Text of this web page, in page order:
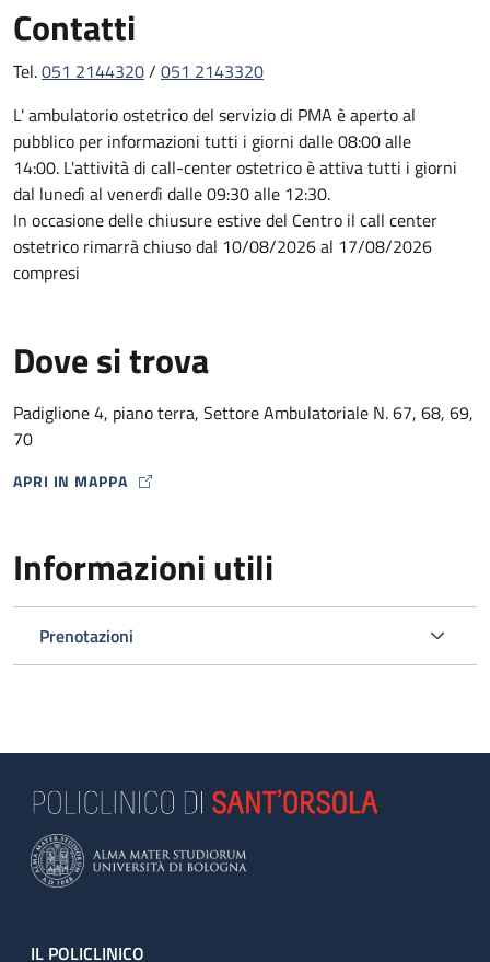
Contatti
Tel.051 2144320/ 051 2143320
L' ambulatorio ostetrico del servizio di PMA è aperto al
pubblico per informazioni tutti i giorni dalle 08:00 alle
14:00. L'attività di call-center ostetrico è attiva tutti i giorni
dal lunedì al venerdì dalle 09:30 alle 12:30.
In occasione delle chiusure estive del Centro il call center
ostetrico rimarrà chiuso dal 10/08/2026 al 17/08/2026
compresi
Dove si trova
Padiglione 4, piano terra, Settore Ambulatoriale N. 67, 68, 69,
70
APRI IN MAPPA
MAP ICON
Informazioni utili
Prenotazioni
IL POLICLINICO